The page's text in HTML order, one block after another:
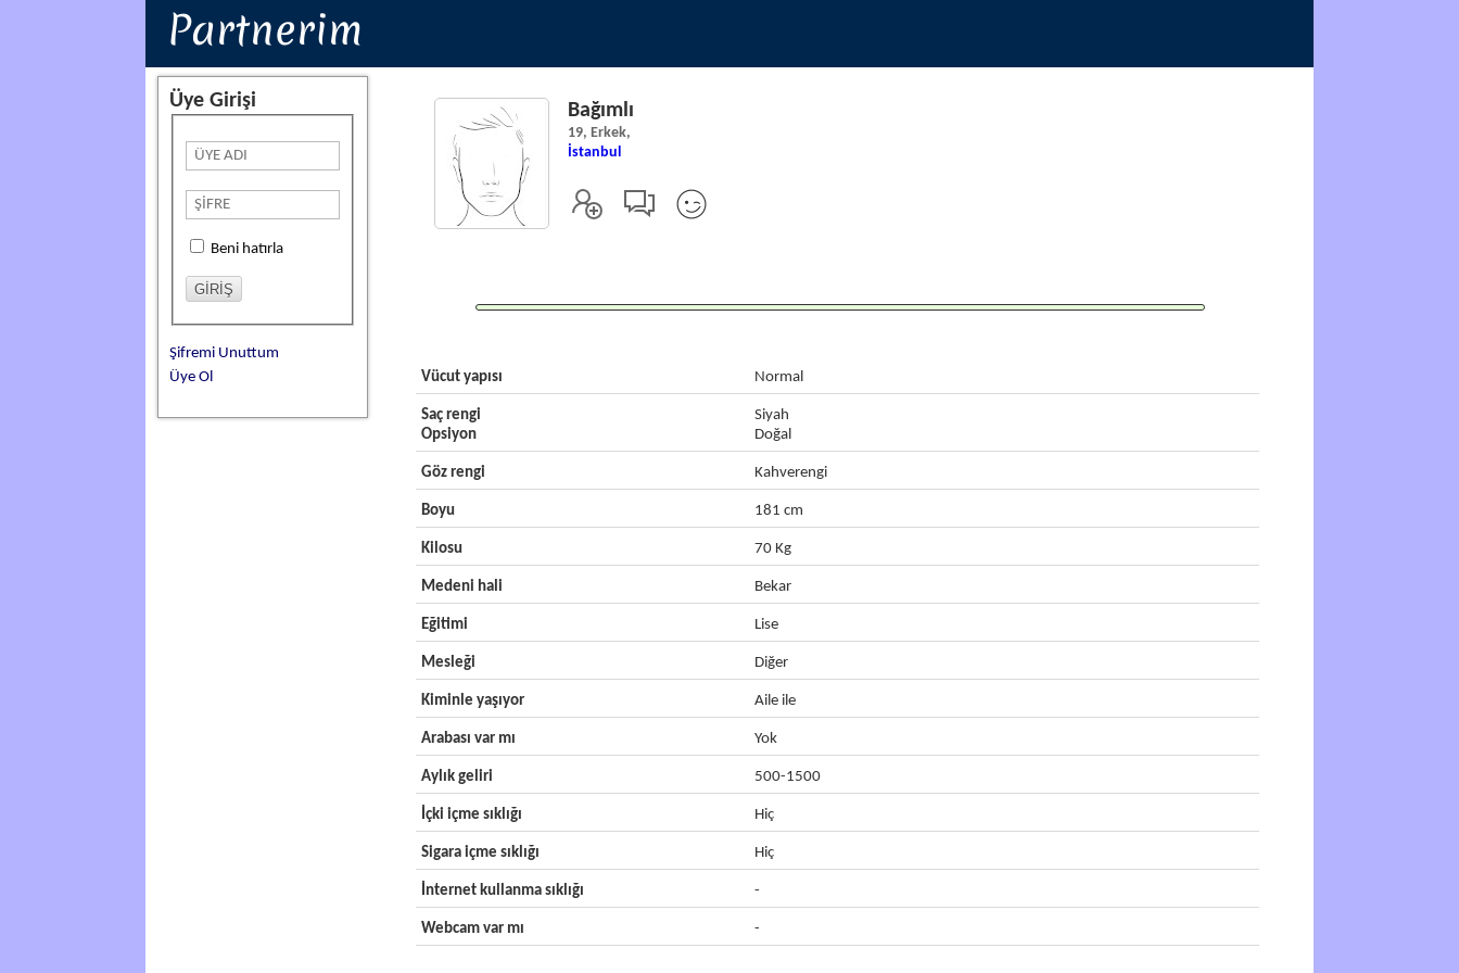
Partnerim
Üye Girişi
Beni hatırla
Şifremi Unuttum
Üye Ol
Bağımlı
19, Erkek,
İstanbul
Vücut yapısı Normal
Saç rengi
Opsiyon
Siyah
Doğal
Göz rengi Kahverengi
Boyu 181 cm
Kilosu 70 Kg
Medeni hali Bekar
Eğitimi Lise
Mesleği Diğer
Kiminle yaşıyor Aile ile
Arabası var mı Yok
Aylık geliri 500-1500
İçki içme sıklığı Hiç
Sigara içme sıklığı Hiç
İnternet kullanma sıklığı -
Webcam var mı -